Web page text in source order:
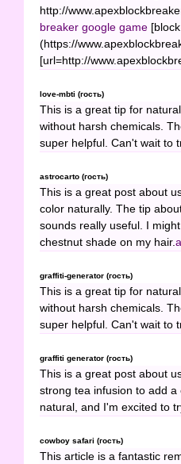
http://
breaker google game
(https://
[url=http://
love-mbti (гость)
This is a great tip for
without harsh chemicals.
super helpful. Can't wait to
astrocarto (гость)
This is a great post about
color naturally. The tip
sounds really useful. I
chestnut shade on my hair.
graffiti-generator (гость)
This is a great tip for
without harsh chemicals.
super helpful. Can't wait to
graffiti generator (гость)
This is a great post about
strong tea infusion to add
natural, and I'm excited to
cowboy safari (гость)
This article is a fantastic